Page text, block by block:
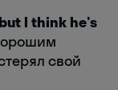
I think he's
свой